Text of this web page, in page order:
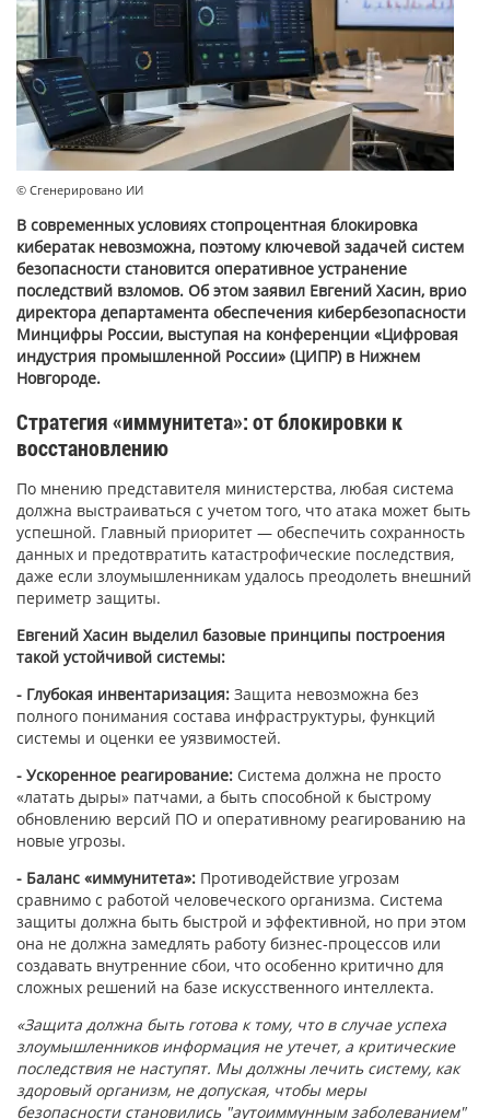
© Сгенерировано ИИ
В современных условиях стопроцентная блокировка
кибератак невозможна, поэтому ключевой задачей систем
безопасности становится оперативное устранение
последствий взломов. Об этом заявил Евгений Хасин, врио
директора департамента обеспечения кибербезопасности
Минцифры России, выступая на конференции «Цифровая
индустрия промышленной России» (ЦИПР) в Нижнем
Новгороде.
Стратегия «иммунитета»: от блокировки к
восстановлению
По мнению представителя министерства, любая система
должна выстраиваться с учетом того, что атака может быть
успешной. Главный приоритет — обеспечить сохранность
данных и предотвратить катастрофические последствия,
даже если злоумышленникам удалось преодолеть внешний
периметр защиты.
Евгений Хасин выделил базовые принципы построения
такой устойчивой системы:
- Глубокая инвентаризация: Защита невозможна без
полного понимания состава инфраструктуры, функций
системы и оценки ее уязвимостей.
- Ускоренное реагирование: Система должна не просто
«латать дыры» патчами, а быть способной к быстрому
обновлению версий ПО и оперативному реагированию на
новые угрозы.
- Баланс «иммунитета»: Противодействие угрозам
сравнимо с работой человеческого организма. Система
защиты должна быть быстрой и эффективной, но при этом
она не должна замедлять работу бизнес-процессов или
создавать внутренние сбои, что особенно критично для
сложных решений на базе искусственного интеллекта.
«Защита должна быть готова к тому, что в случае успеха
злоумышленников информация не утечет, а критические
последствия не наступят. Мы должны лечить систему, как
здоровый организм, не допуская, чтобы меры
безопасности становились "аутоиммунным заболеванием"